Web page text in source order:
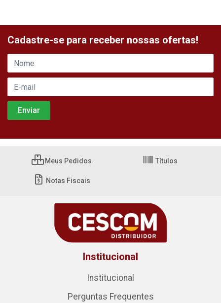
Cadastre-se para receber nossas ofertas!
Meus Pedidos Títulos
Notas Fiscais
Institucional
Institucional
Perguntas Frequentes